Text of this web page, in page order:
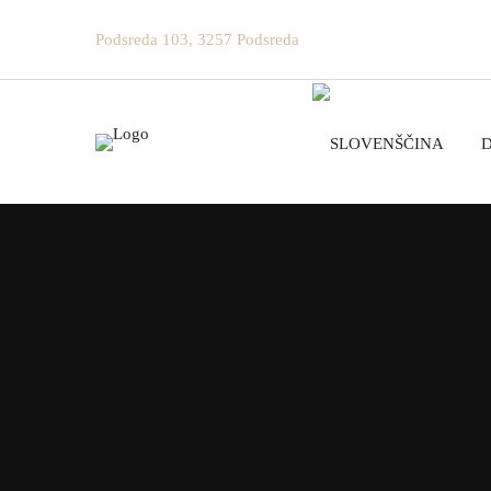
Podsreda 103, 3257 Podsreda